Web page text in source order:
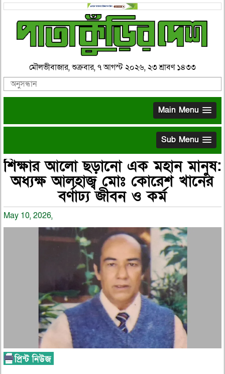
মৌলভীবাজার, শুক্রবার, ৭ আগস্ট ২০২৬, ২৩ শ্রাবণ ১৪৩৩
Main Menu
Sub Menu
শিক্ষার আলো ছড়ানো এক মহান মানুষ:
অধ্যক্ষ আলহাজ্ব মোঃ কোরেশ খানের
বর্ণাঢ্য জীবন ও কর্ম
May 10, 2026,